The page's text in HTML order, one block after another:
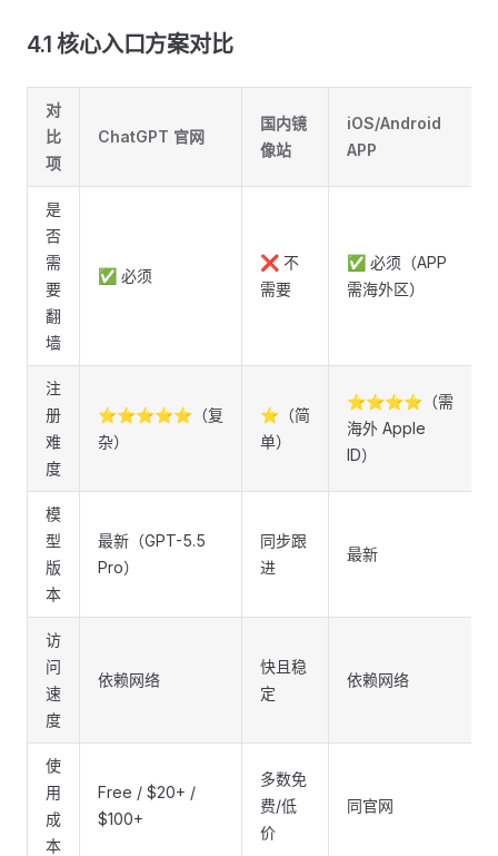
4.1 核心入口方案对比
对
比
项
ChatGPT 官网
国内镜
像站
iOS/Android
APP
是
否
需
要
翻
墙
✅ 必须
❌ 不
需要
✅ 必须（APP
需海外区）
注
册
难
度
⭐⭐⭐⭐⭐（复
杂）
⭐（简
单）
⭐⭐⭐⭐（需
海外 Apple
ID）
模
型
版
本
最新（GPT-5.5
Pro）
同步跟
进
最新
访
问
速
度
依赖网络
快且稳
定
依赖网络
使
用
成
本
Free / $20+ /
$100+
多数免
费/低
价
同官网